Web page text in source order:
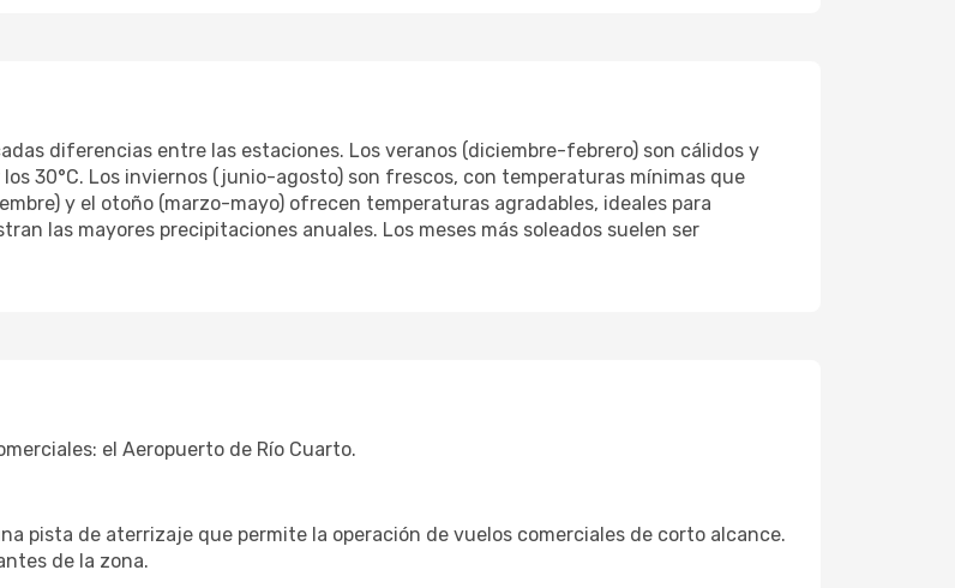
diferencias entre las estaciones. Los veranos (diciembre-febrero) son cálidos y
30°C. Los inviernos (junio-agosto) son frescos, con temperaturas mínimas que
y el otoño (marzo-mayo) ofrecen temperaturas agradables, ideales para
las mayores precipitaciones anuales. Los meses más soleados suelen ser
el Aeropuerto de Río Cuarto.
pista de aterrizaje que permite la operación de vuelos comerciales de corto alcance.
de la zona.